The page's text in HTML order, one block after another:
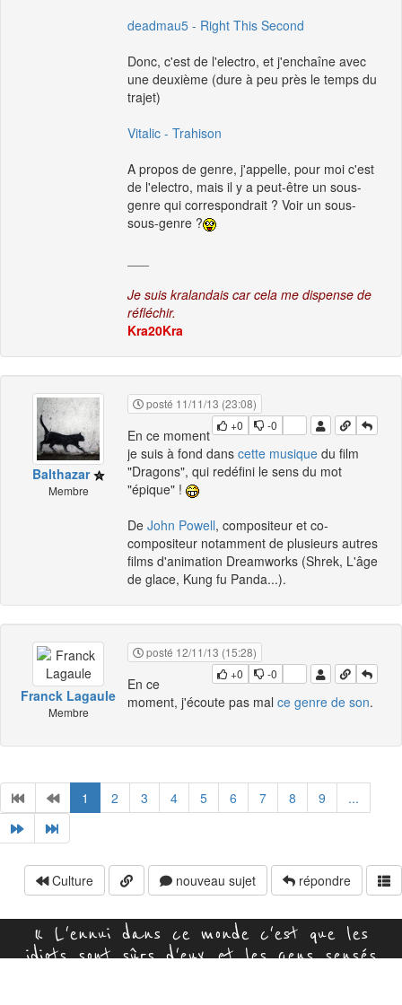
deadmau5 - Right This Second
Donc, c'est de l'electro, et j'enchaîne avec
une deuxième (dure à peu près le temps du
trajet)
Vitalic - Trahison
A propos de genre, j'appelle, pour moi c'est
de l'electro, mais il y a peut-être un sous-
genre qui correspondrait ? Voir un sous-
sous-genre ?
Je suis kralandais car cela me dispense de
réfléchir.
Kra20Kra
Balthazar
Membre
posté 11/11/13 (23:08)
+0
-0
En ce moment
je suis à fond dans cette musique du film
"Dragons", qui redéfini le sens du mot
"épique" !
De John Powell, compositeur et co-
compositeur notamment de plusieurs autres
films d'animation Dreamworks (Shrek, L'âge
de glace, Kung fu Panda...).
Franck Lagaule
Membre
posté 12/11/13 (15:28)
+0
-0
En ce
moment, j'écoute pas mal ce genre de son.
1 2 3 4 5 6 7 8 9 ...
Culture nouveau sujet répondre
« L'ennui dans ce monde c'est que les
idiots sont sûrs d'eux et les gens sensés